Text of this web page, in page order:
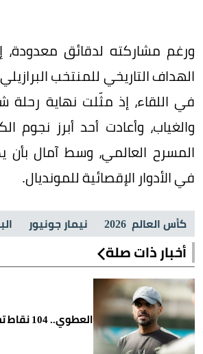
ورغم مشاركته لدقائق معدودة،
الهداف التاريخي للمنتخب
في اللقاء، إذ مثّلت نهاية
والغياب، وأعادت أحد أبرز نجوم
المسرح العالمي، وسط آمال بأن
في الأدوار الإقصائية للمونديال.
كأس العالم 2026 نيمار جونيور
أخبار ذات صلة
العطوي.. 104 نقاط تسبق مهمة الفتح